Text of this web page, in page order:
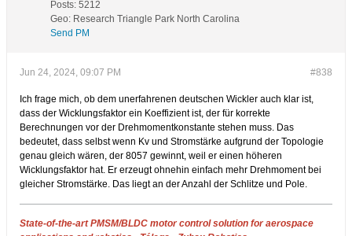
Posts: 5212
Geo: Research Triangle Park North Carolina
Send PM
#838
Jun 24, 2024, 09:07 PM
Ich frage mich, ob dem unerfahrenen deutschen Wickler auch klar ist,
dass der Wicklungsfaktor ein Koeffizient ist, der für korrekte
Berechnungen vor der Drehmomentkonstante stehen muss. Das
bedeutet, dass selbst wenn Kv und Stromstärke aufgrund der Topologie
genau gleich wären, der 8057 gewinnt, weil er einen höheren
Wicklungsfaktor hat. Er erzeugt ohnehin einfach mehr Drehmoment bei
gleicher Stromstärke. Das liegt an der Anzahl der Schlitze und Pole.
State-of-the-art PMSM/BLDC motor control solution for aerospace